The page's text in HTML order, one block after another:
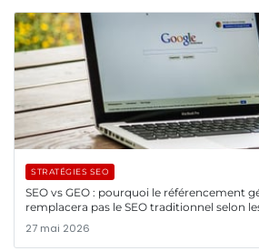
STRATÉGIES SEO
SEO vs GEO : pourquoi le référencement
remplacera pas le SEO traditionnel selon
27 mai 2026